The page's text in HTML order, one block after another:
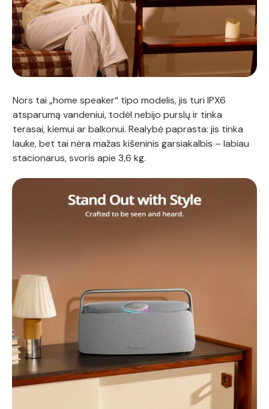
Nors tai „home speaker“ tipo modelis, jis turi IPX6
atsparumą vandeniui, todėl nebijo purslų ir tinka
terasai, kiemui ar balkonui. Realybė paprasta: jis tinka
lauke, bet tai nėra mažas kišeninis garsiakalbis – labiau
stacionarus, svoris apie 3,6 kg.